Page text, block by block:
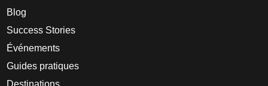
Blog
Success Stories
Événements
Guides pratiques